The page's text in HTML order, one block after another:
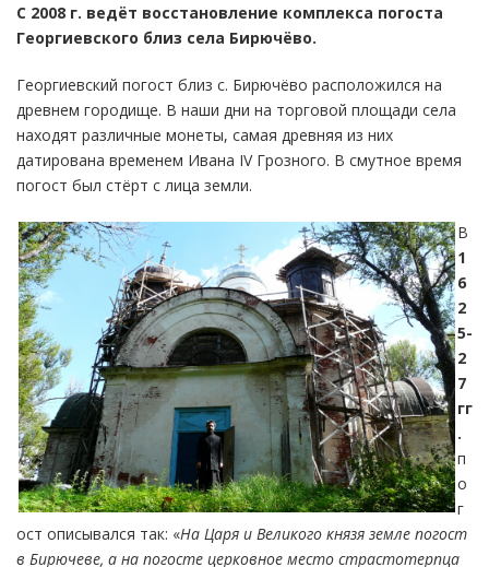
С 2008 г. ведёт восстановление комплекса погоста
Георгиевского близ села Бирючёво.
Георгиевский погост близ с. Бирючёво расположился на
древнем городище. В наши дни на торговой площади села
находят различные монеты, самая древняя из них
датирована временем Ивана IV Грозного. В смутное время
погост был стёрт с лица земли.
В
1
6
2
5-
2
7
гг
.
п
о
г
ост описывался так: «На Царя и Великого князя земле погост
в Бирючеве, а на погосте церковное место страстотерпца